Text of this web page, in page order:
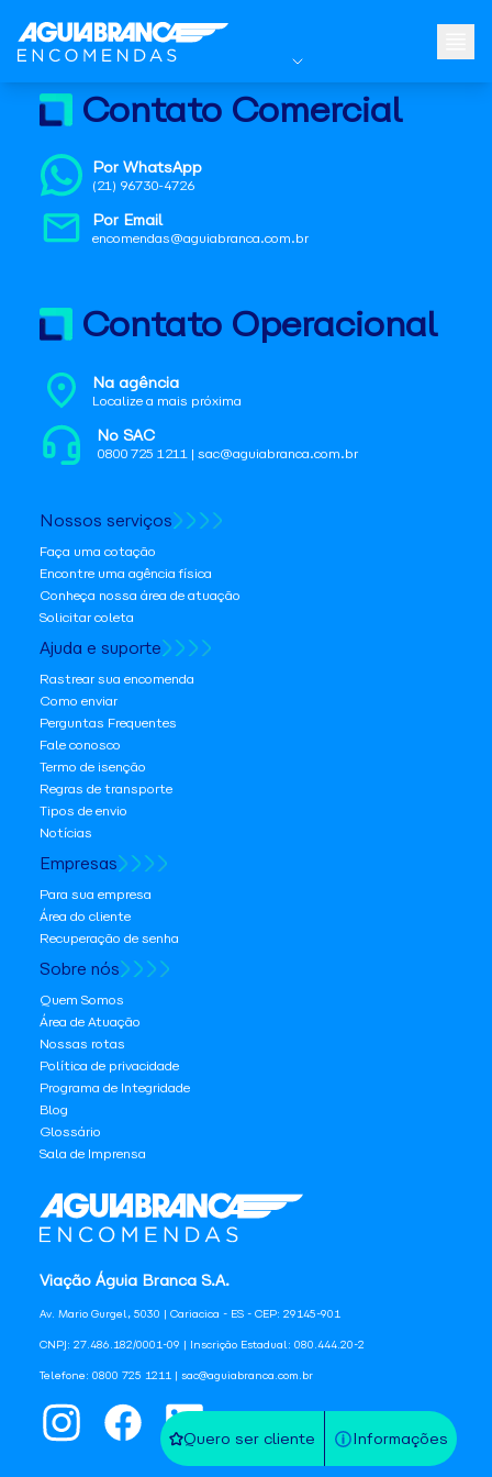
Quero ser cliente Informações
Viação Águia Branca S.A.
Av. Mario Gurgel, 5030 | Cariacica - ES - CEP: 29145-901
CNPJ: 27.486.182/0001-09 | Inscrição Estadual: 080.444.20-2
Telefone: 0800 725 1211 | sac@aguiabranca.com.br
Contato Comercial
Por WhatsApp
(21) 96730-4726
Por Email
encomendas@aguiabranca.com.br
Contato Operacional
Na agência
Localize a mais próxima
No SAC
0800 725 1211 | sac@aguiabranca.com.br
Nossos serviços
Faça uma cotação
Encontre uma agência física
Conheça nossa área de atuação
Solicitar coleta
Ajuda e suporte
Rastrear sua encomenda
Como enviar
Perguntas Frequentes
Fale conosco
Termo de isenção
Regras de transporte
Tipos de envio
Notícias
Empresas
Para sua empresa
Área do cliente
Recuperação de senha
Sobre nós
Quem Somos
Área de Atuação
Nossas rotas
Política de privacidade
Programa de Integridade
Blog
Glossário
Sala de Imprensa